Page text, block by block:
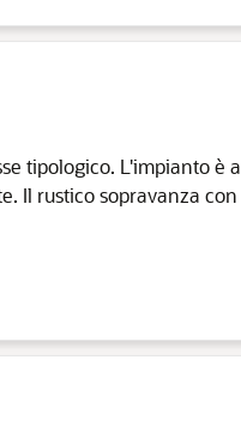
tipologico. L'impianto è
Il rustico sopravanza